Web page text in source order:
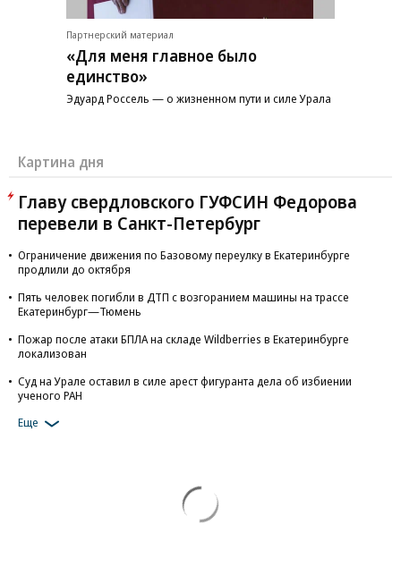
Партнерский материал
«Для меня главное было
единство»
Эдуард Россель — о жизненном пути и силе Урала
Картина дня
Главу свердловского ГУФСИН Федорова
перевели в Санкт-Петербург
Ограничение движения по Базовому переулку в Екатеринбурге
продлили до октября
Пять человек погибли в ДТП с возгоранием машины на трассе
Екатеринбург—Тюмень
Пожар после атаки БПЛА на складе Wildberries в Екатеринбурге
локализован
Суд на Урале оставил в силе арест фигуранта дела об избиении
ученого РАН
Еще